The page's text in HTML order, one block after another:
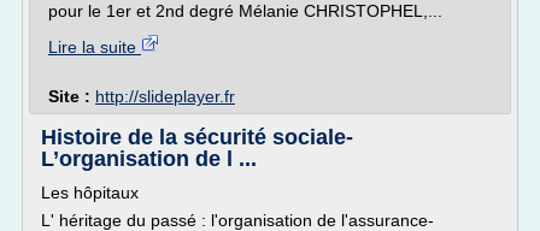
pour le 1er et 2nd degré Mélanie CHRISTOPHEL,...
Lire la suite
Site : http://slideplayer.fr
Histoire de la sécurité sociale-
L’organisation de l ...
Les hôpitaux
L' héritage du passé : l'organisation de l'assurance-